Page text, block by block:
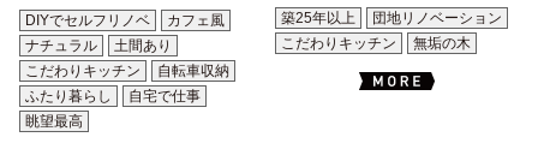
DIYでセルフリノベ
カフェ風
ナチュラル
土間あり
こだわりキッチン
自転車収納
ふたり暮らし
自宅で仕事
眺望最高
築25年以上
団地リノベーション
こだわりキッチン
無垢の木